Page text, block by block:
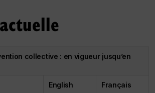
collective : en vigueur jusqu’en
English Français